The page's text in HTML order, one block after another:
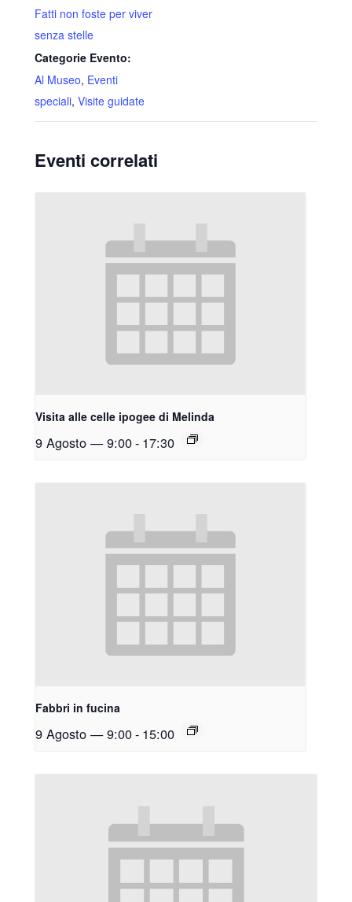
Fatti non foste per viver
senza stelle
Categorie Evento:
Al Museo, Eventi
speciali, Visite guidate
Eventi correlati
Visita alle celle ipogee di Melinda
9 Agosto — 9:00- 17:30
Fabbri in fucina
9 Agosto — 9:00- 15:00